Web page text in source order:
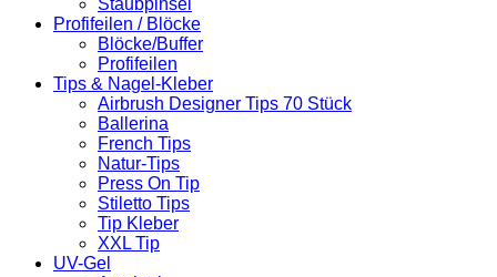
Profifeilen / Blöcke
Blöcke/Buffer
Profifeilen
Tips & Nagel-Kleber
Airbrush Designer Tips 70 Stück
Ballerina
French Tips
Natur-Tips
Press On Tip
Stiletto Tips
Tip Kleber
XXL Tip
UV-Gel